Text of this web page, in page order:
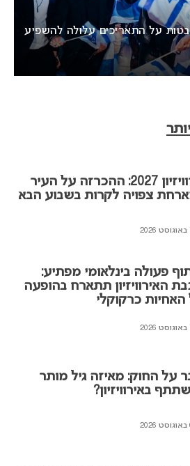
2027: ההתלבטות על התאריכים עלולה להשפיע
אירוויזיון 2027: ההכרזה על העיר
צפויה לקרות בשבוע הבא
פעולה בינלאומי מפתיע:
האירוויזיון תתארח בהופעה
כרקוקלי
על החוק: מאיזה גיל מותר
באירוויזיון?